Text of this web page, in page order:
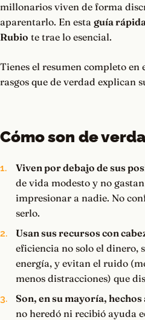
millonarios viven de forma
aparentarlo. En esta guía
Rubio te trae lo esencial.
Tienes el resumen completo
rasgos que de verdad explican
Cómo son de
Viven por debajo de sus
de vida modesto y no
impresionar a nadie. No
serlo.
Usan sus recursos con
eficiencia no solo el dinero,
energía, y evitan el ruido
menos distracciones) que
Son, en su mayoría, hechos
no heredó ni recibió ayuda